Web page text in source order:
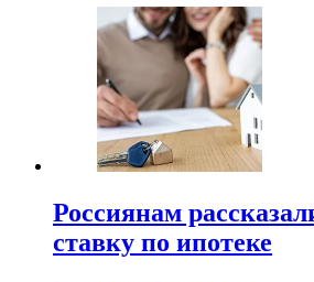
Россиянам
ставку по ипотеке